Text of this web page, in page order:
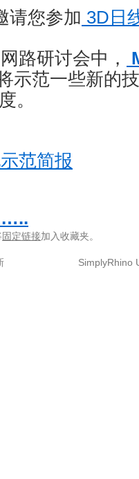
请您参加 3D日
路研讨会中，
示范一些新的
。
范简报
固定链接加入收藏夹。
SimplyRhino